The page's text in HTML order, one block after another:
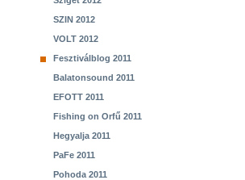
SZIN 2012
VOLT 2012
Fesztiválblog 2011
Balatonsound 2011
EFOTT 2011
Fishing on Orfű 2011
Hegyalja 2011
PaFe 2011
Pohoda 2011